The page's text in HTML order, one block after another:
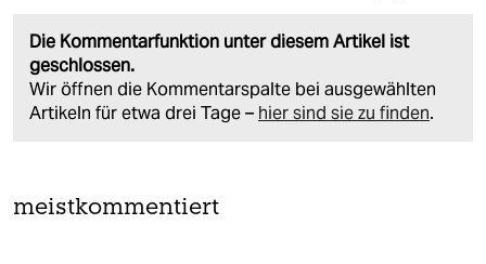
Die Kommentarfunktion unter diesem Artikel ist
geschlossen.
Wir öffnen die Kommentarspalte bei ausgewählten
Artikeln für etwa drei Tage – hier sind sie zu finden.
meistkommentiert